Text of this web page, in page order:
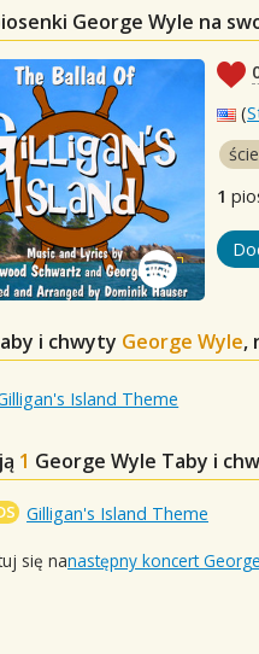
George Wyle na
(
1
i chwyty George Wyle,
Island Theme
1 George Wyle Taby i
Gilligan's Island Theme
się nanastępny koncert